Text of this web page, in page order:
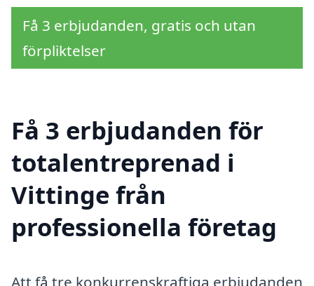
Få 3 erbjudanden, gratis och utan
förpliktelser
Få 3 erbjudanden för
totalentreprenad i
Vittinge från
professionella företag
Att få tre konkurrenskraftiga erbjudanden